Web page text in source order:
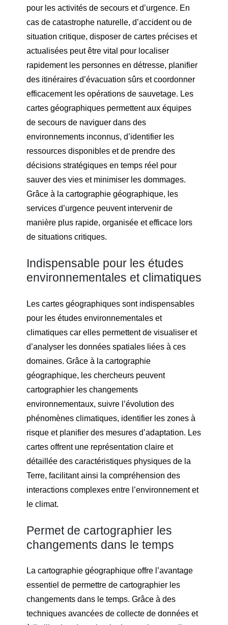
pour les activités de secours et d’urgence. En
cas de catastrophe naturelle, d’accident ou de
situation critique, disposer de cartes précises et
actualisées peut être vital pour localiser
rapidement les personnes en détresse, planifier
des itinéraires d’évacuation sûrs et coordonner
efficacement les opérations de sauvetage. Les
cartes géographiques permettent aux équipes
de secours de naviguer dans des
environnements inconnus, d’identifier les
ressources disponibles et de prendre des
décisions stratégiques en temps réel pour
sauver des vies et minimiser les dommages.
Grâce à la cartographie géographique, les
services d’urgence peuvent intervenir de
manière plus rapide, organisée et efficace lors
de situations critiques.
Indispensable pour les études
environnementales et climatiques
Les cartes géographiques sont indispensables
pour les études environnementales et
climatiques car elles permettent de visualiser et
d’analyser les données spatiales liées à ces
domaines. Grâce à la cartographie
géographique, les chercheurs peuvent
cartographier les changements
environnementaux, suivre l’évolution des
phénomènes climatiques, identifier les zones à
risque et planifier des mesures d’adaptation. Les
cartes offrent une représentation claire et
détaillée des caractéristiques physiques de la
Terre, facilitant ainsi la compréhension des
interactions complexes entre l’environnement et
le climat.
Permet de cartographier les
changements dans le temps
La cartographie géographique offre l’avantage
essentiel de permettre de cartographier les
changements dans le temps. Grâce à des
techniques avancées de collecte de données et